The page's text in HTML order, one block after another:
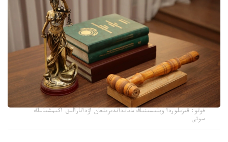
فوتو: قىزىلوردا وبلىسىنىڭ مامانداندىرىلعان اۋدانارالىق اكىمشىلىك
سوتى